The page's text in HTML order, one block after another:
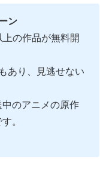
ン
の作品が無料開
あり、見逃せない
のアニメの原作
。